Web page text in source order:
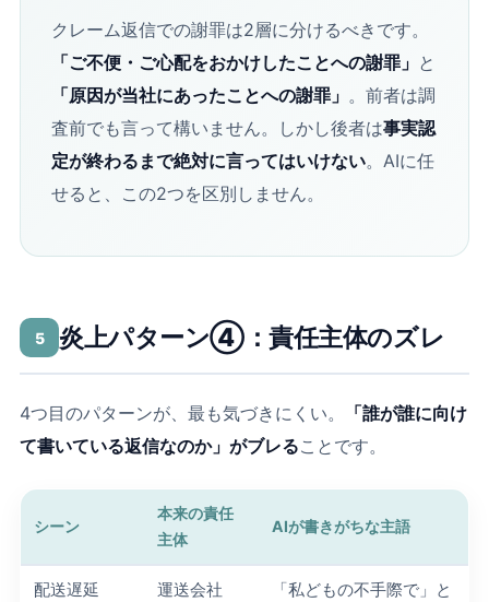
クレーム返信での謝罪は2層に分けるべきです。
「ご不便・ご心配をおかけしたことへの謝罪」 と
「原因が当社にあったことへの謝罪」 。前者は調
査前でも言って構いません。しかし後者は事実認
定が終わるまで絶対に言ってはいけない。AIに任
せると、この2つを区別しません。
5 炎上パターン④：責任主体のズレ
4つ目のパターンが、最も気づきにくい。
「誰が誰に向け
て書いている返信なのか」がブレることです。
シーン
本来の責任
主体
AIが書きがちな主語
配送遅延
運送会社
「私どもの不手際で」と